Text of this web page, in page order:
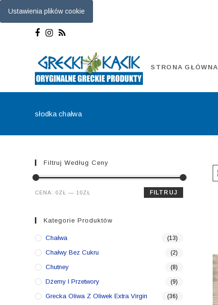
Ustawienia plików cookie
STRONA GŁÓWNA
słodka chałwa
Filtruj Według Ceny
Cena
Cena
FILTRUJ
CENA: 0ZŁ — 10ZŁ
Kategorie Produktów
Chałwa (13)
Chałwy Bez Cukru (2)
Chutney (8)
Dżemy I Przetwory (9)
Grecka Oliwa Z Oliwek Extra Virgin (36)